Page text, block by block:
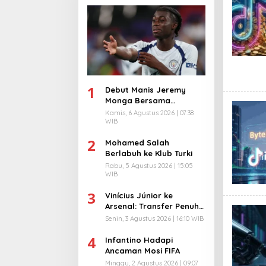
1
Debut Manis Jeremy
Monga Bersama
Manchester City
Kamis, 6 Agustus 2026 | 07:38
WIB
2
Mohamed Salah
Berlabuh ke Klub Turki
Rabu, 5 Agustus 2026 | 15:05
WIB
3
Vinícius Júnior ke
Arsenal: Transfer Penuh
Risiko
Senin, 3 Agustus 2026 | 16:10 WIB
4
Infantino Hadapi
Ancaman Mosi FIFA
Minggu, 2 Agustus 2026 | 09:07